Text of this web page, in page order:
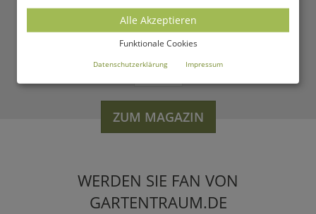
Balkonkraftwerk 300 bis 800 Watt - Kaufen,
Anmelden &...
Denise | Jan 24 |
ZUM MAGAZIN
WERDEN SIE FAN VON
GARTENTRAUM.DE
Alle Akzeptieren
Funktionale Cookies
Datenschutzerklärung Impressum